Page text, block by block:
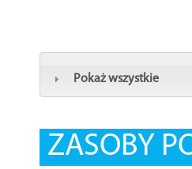
Pokaż wszystkie
ZASOBY